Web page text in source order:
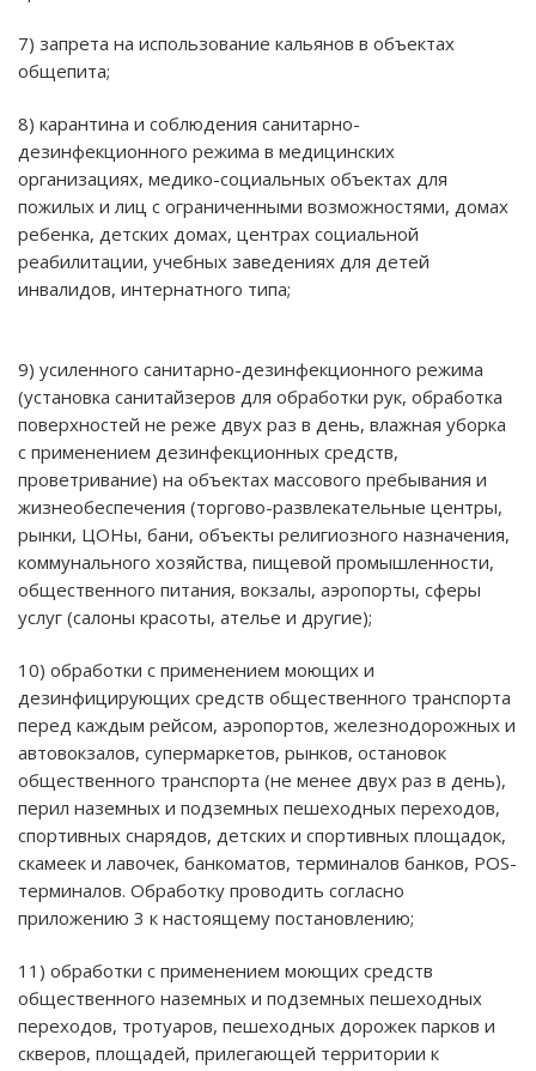
7) запрета на использование кальянов в объектах
общепита;
8) карантина и соблюдения санитарно-
дезинфекционного режима в медицинских
организациях, медико-социальных объектах для
пожилых и лиц с ограниченными возможностями, домах
ребенка, детских домах, центрах социальной
реабилитации, учебных заведениях для детей
инвалидов, интернатного типа;
9) усиленного санитарно-дезинфекционного режима
(установка санитайзеров для обработки рук, обработка
поверхностей не реже двух раз в день, влажная уборка
с применением дезинфекционных средств,
проветривание) на объектах массового пребывания и
жизнеобеспечения (торгово-развлекательные центры,
рынки, ЦОНы, бани, объекты религиозного назначения,
коммунального хозяйства, пищевой промышленности,
общественного питания, вокзалы, аэропорты, сферы
услуг (салоны красоты, ателье и другие);
10) обработки с применением моющих и
дезинфицирующих средств общественного транспорта
перед каждым рейсом, аэропортов, железнодорожных и
автовокзалов, супермаркетов, рынков, остановок
общественного транспорта (не менее двух раз в день),
перил наземных и подземных пешеходных переходов,
спортивных снарядов, детских и спортивных площадок,
скамеек и лавочек, банкоматов, терминалов банков, POS-
терминалов. Обработку проводить согласно
приложению 3 к настоящему постановлению;
11) обработки с применением моющих средств
общественного наземных и подземных пешеходных
переходов, тротуаров, пешеходных дорожек парков и
скверов, площадей, прилегающей территории к